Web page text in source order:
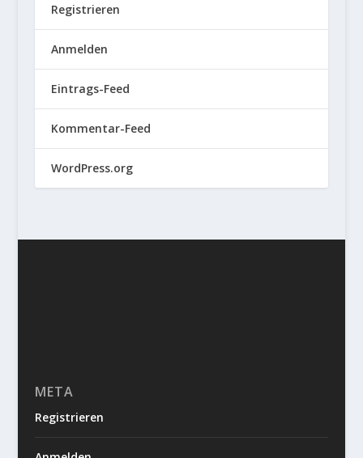
Registrieren
Anmelden
Eintrags-Feed
Kommentar-Feed
WordPress.org
META
Registrieren